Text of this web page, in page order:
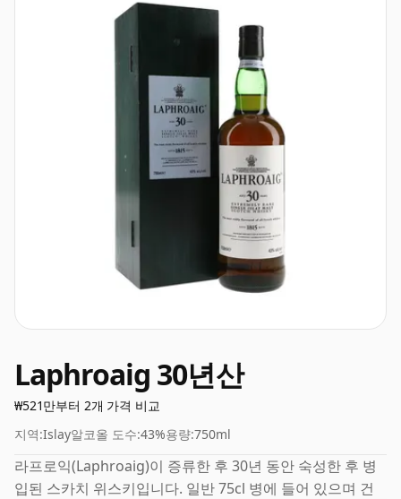
Laphroaig 30년산
₩521만부터 2개 가격 비교
지역:Islay알코올 도수:43%용량:750ml
라프로익(Laphroaig)이 증류한 후 30년 동안 숙성한 후 병
입된 스카치 위스키입니다. 일반 75cl 병에 들어 있으며 건